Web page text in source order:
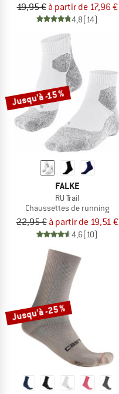
19,95 € à partir de 17,96 €
4,8(14)
Jusqu'à -15 %
FALKE
RU Trail
Chaussettes de running
22,95 € à partir de 19,51 €
4,6(10)
Jusqu'à -25 %